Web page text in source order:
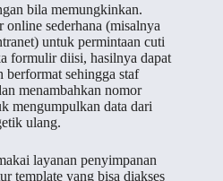
bila memungkinkan.
sederhana (misalnya
untuk permintaan cuti
formulir diisi, hasilnya dapat
berformat sehingga staf
menambahkan nomor
mengumpulkan data dari
ulang.
layanan penyimpanan
template yang bisa diakses